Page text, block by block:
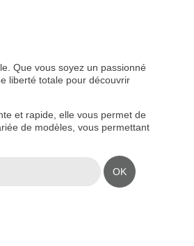
Que vous soyez un passionné
liberté totale pour découvrir
et rapide, elle vous permet de
de modèles, vous permettant
OK